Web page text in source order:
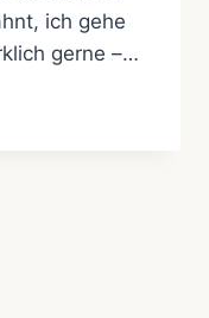
ich gehe
gerne –…